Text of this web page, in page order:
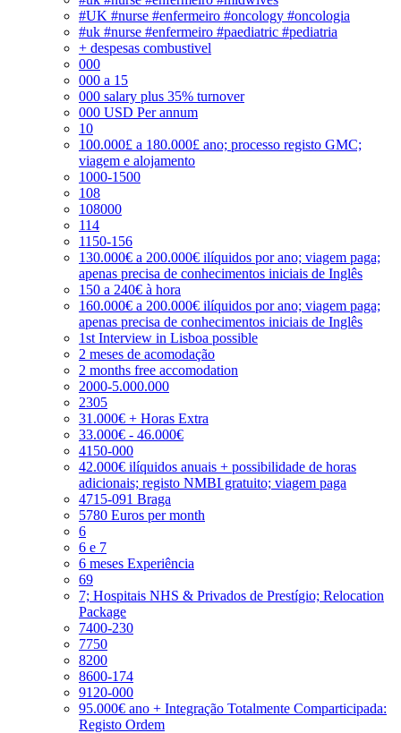
#UK #nurse #enfermeiro #oncology #oncologia
#uk #nurse #enfermeiro #paediatric #pediatria
+ despesas combustivel
000
000 a 15
000 salary plus 35% turnover
000 USD Per annum
10
100.000£ a 180.000£ ano; processo registo GMC;
viagem e alojamento
1000-1500
108
108000
114
1150-156
130.000€ a 200.000€ ilíquidos por ano; viagem paga;
apenas precisa de conhecimentos iniciais de Inglês
150 a 240€ à hora
160.000€ a 200.000€ ilíquidos por ano; viagem paga;
apenas precisa de conhecimentos iniciais de Inglês
1st Interview in Lisboa possible
2 meses de acomodação
2 months free accomodation
2000-5.000.000
2305
31.000€ + Horas Extra
33.000€ - 46.000€
4150-000
42.000€ ilíquidos anuais + possibilidade de horas
adicionais; registo NMBI gratuito; viagem paga
4715-091 Braga
5780 Euros per month
6
6 e 7
6 meses Experiência
69
7; Hospitais NHS & Privados de Prestígio; Relocation
Package
7400-230
7750
8200
8600-174
9120-000
95.000€ ano + Integração Totalmente Comparticipada:
Registo Ordem